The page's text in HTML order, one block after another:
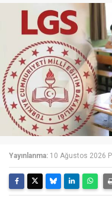
Yayınlanma: 10 Ağustos 2026